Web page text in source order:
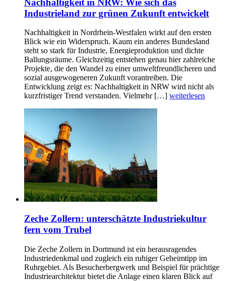
Industrieland zur grünen Zukunft entwickelt
Nachhaltigkeit in Nordrhein-Westfalen wirkt auf den ersten
Blick wie ein Widerspruch. Kaum ein anderes Bundesland
steht so stark für Industrie, Energieproduktion und dichte
Ballungsräume. Gleichzeitig entstehen genau hier zahlreiche
Projekte, die den Wandel zu einer umweltfreundlicheren und
sozial ausgewogeneren Zukunft vorantreiben. Die
Entwicklung zeigt es: Nachhaltigkeit in NRW wird nicht als
kurzfristiger Trend verstanden. Vielmehr […] weiterlesen
Zeche Zollern: unterschätzte Industriekultur
fern vom Trubel
Die Zeche Zollern in Dortmund ist ein herausragendes
Industriedenkmal und zugleich ein ruhiger Geheimtipp im
Ruhrgebiet. Als Besucherbergwerk und Beispiel für prächtige
Industriearchitektur bietet die Anlage einen klaren Blick auf